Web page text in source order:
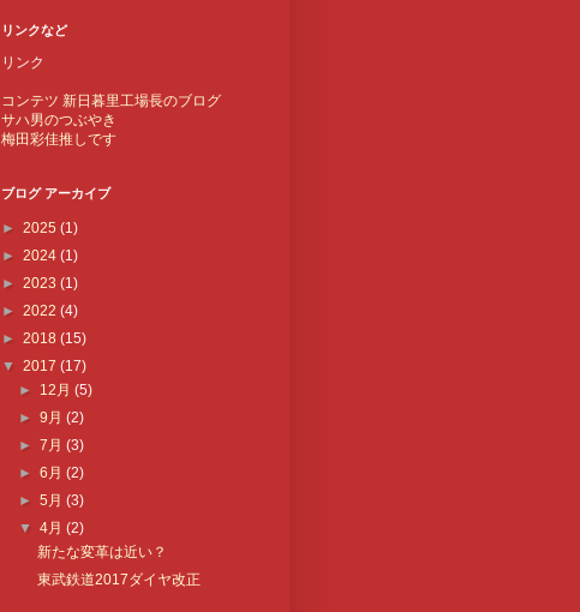
リンクなど
リンク
コンテツ 新日暮里工場長のブログ
サハ男のつぶやき
梅田彩佳推しです
ブログ アーカイブ
► 2025 (1)
► 2024 (1)
► 2023 (1)
► 2022 (4)
► 2018 (15)
▼ 2017 (17)
► 12月(5)
►9月(2)
►7月(3)
►6月(2)
►5月(3)
▼4月(2)
新たな変革は近い？
東武鉄道2017ダイヤ改正